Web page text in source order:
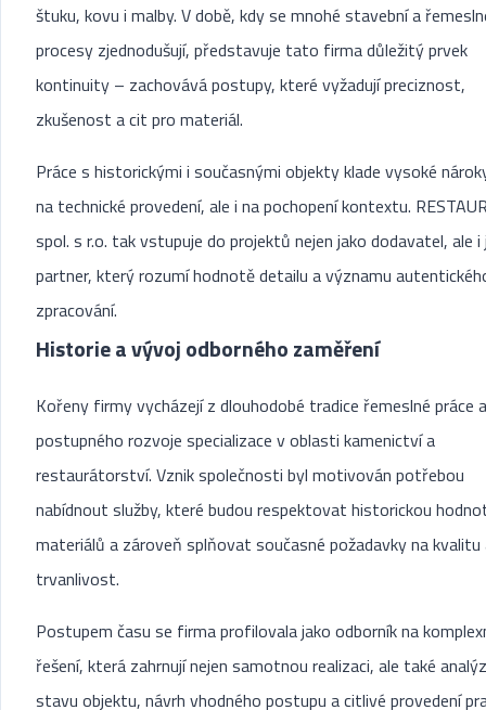
štuku, kovu i malby. V době, kdy se mnohé stavební a
procesy zjednodušují, představuje tato firma důležitý prvek
kontinuity – zachovává postupy, které vyžadují preciznost,
zkušenost a cit pro materiál.
Práce s historickými i současnými objekty klade vysoké
na technické provedení, ale i na pochopení kontextu.
spol. s r.o. tak vstupuje do projektů nejen jako dodavatel, ale i
partner, který rozumí hodnotě detailu a významu
zpracování.
Historie a vývoj odborného zaměření
Kořeny firmy vycházejí z dlouhodobé tradice řemeslné práce a
postupného rozvoje specializace v oblasti kamenictví a
restaurátorství. Vznik společnosti byl motivován potřebou
nabídnout služby, které budou respektovat historickou
materiálů a zároveň splňovat současné požadavky na kvalitu
trvanlivost.
Postupem času se firma profilovala jako odborník na
řešení, která zahrnují nejen samotnou realizaci, ale také
stavu objektu, návrh vhodného postupu a citlivé provedení